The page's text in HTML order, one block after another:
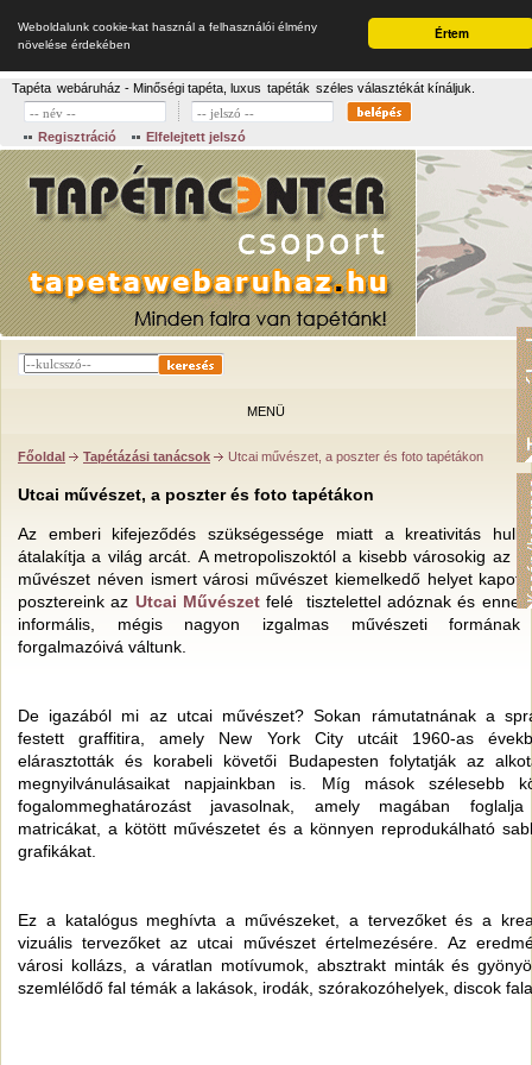
Értem
Weboldalunk cookie-kat használ a felhasználói élmény
növelése érdekében
Tapéta webáruház - Minőségi tapéta, luxus tapéták széles választékát kínáljuk.
Regisztráció Elfelejtett jelszó
MENÜ
Főoldal Tapétázási tanácsok Utcai művészet, a poszter és foto tapétákon
Utcai művészet, a poszter és foto tapétákon
Az emberi kifejeződés szükségessége miatt a kreativitás
átalakítja a világ arcát. A metropoliszoktól a kisebb városokig az
művészet néven ismert városi művészet kiemelkedő helyet
posztereink az Utcai Művészet felé tisztelettel adóznak és ennek
informális, mégis nagyon izgalmas művészeti
forgalmazóivá váltunk.
De igazából mi az utcai művészet? Sokan rámutatnának a
festett graffitira, amely New York City utcáit 1960-as
elárasztották és korabeli követői Budapesten folytatják az
megnyilvánulásaikat napjainkban is. Míg mások szélesebb
fogalommeghatározást javasolnak, amely magában
matricákat, a kötött művészetet és a könnyen reprodukálható
grafikákat.
Ez a katalógus meghívta a művészeket, a tervezőket és a
vizuális tervezőket az utcai művészet értelmezésére. Az
városi kollázs, a váratlan motívumok, absztrakt minták és
szemlélődő fal témák a lakások, irodák, szórakozóhelyek, discok